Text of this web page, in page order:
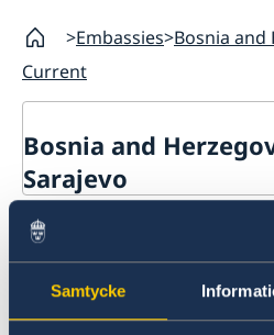
Samtycke
Embassies Bosnia and
Current
Bosnia and
Sarajevo
Contact
About us
Embassy is
30 Apr 2024